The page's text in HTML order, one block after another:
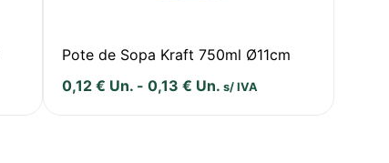
Pote de Sopa Kraft 750ml Ø11cm
0,12€ Un. -0,13€ Un. s/ IVA